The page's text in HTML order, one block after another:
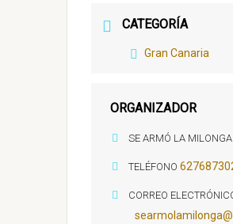
CATEGORÍA
Gran Canaria
ORGANIZADOR
SE ARMÓ LA MILONGA
TELÉFONO
CORREO